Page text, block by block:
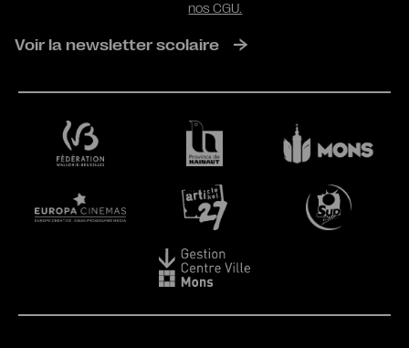
nos CGU.
Voir la newsletter scolaire